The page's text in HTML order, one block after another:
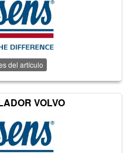
del artículo
VOLVO